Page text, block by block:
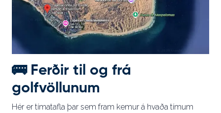
🚌 Ferðir til og frá
golfvöllunum
Hér er tímatafla þar sem fram kemur á hvaða tímum